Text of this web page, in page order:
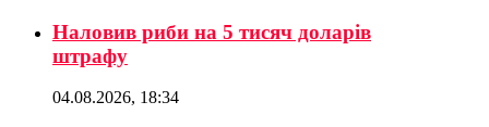
Наловив риби на 5 тисяч доларів
штрафу
04.08.2026, 18:34